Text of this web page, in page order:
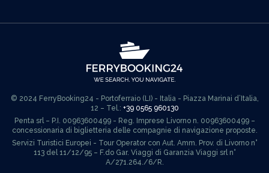
© 2024 FerryBooking24 - Portoferraio (LI) - Italia - Piazza Marinai d’Italia,
12 – Tel.: +39 0565 960130
Penta srl – P.I. 00963600499 - Reg. Imprese Livorno n. 00963600499 –
concessionaria di biglietteria delle compagnie di navigazione proposte.
Servizi Turistici Europei - Tour Operator con Aut. Amm. Prov. di Livorno n°
113 del 11/12/95 – F.do Gar. Viaggi di Garanzia Viaggi srl n°
A/271.264./6/R.